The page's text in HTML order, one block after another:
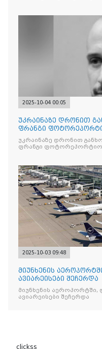
2025-10-04 00:05
უკრაინაზე დრონით
ფრანგი
უკრაინაზე დრონით
ფრანგი
2025-10-03 09:48
მიუნხენის
ავიარეისები შეჩერდა
მიუნხენის აეროპორტში,
ავიარეისები შეჩერდა
clickss